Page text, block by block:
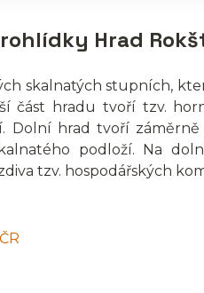
Hrad
skalnatých stupních,
část hradu tvoří tzv.
Dolní hrad tvoří
podloží. Na
tzv. hospodářských